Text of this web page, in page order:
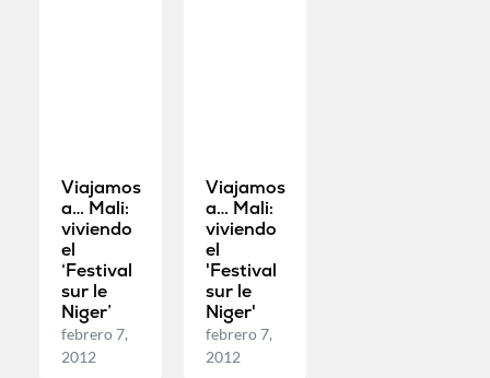
Viajamos
a… Mali:
viviendo
el
‘Festival
sur le
Niger’
febrero 7,
2012
Viajamos
a… Mali:
viviendo
el
'Festival
sur le
Niger'
febrero 7,
2012